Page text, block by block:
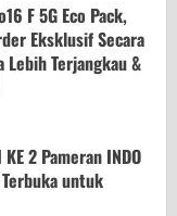
F 5G Eco Pack,
Eksklusif Secara
Lebih Terjangkau &
2 Pameran INDO
Terbuka untuk